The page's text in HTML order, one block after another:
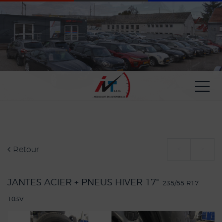
Retour
JANTES ACIER + PNEUS HIVER 17" 235/55 R17
103V
Paramètres avancés des cookies